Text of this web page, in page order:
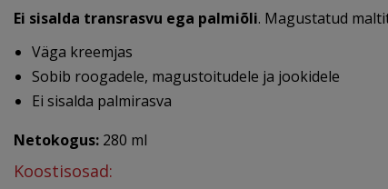
Ei sisalda transrasvu ega palmiõli. Magustatud
Väga kreemjas
Sobib roogadele, magustoitudele ja jookidele
Ei sisalda palmirasva
Netokogus: 280 ml
Koostisosad: